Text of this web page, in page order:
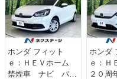
ホンダ フィット
ｅ：ＨＥＶホーム
禁煙車 ナビ バッ
ホンダ
ｅ：Ｈ
２０周